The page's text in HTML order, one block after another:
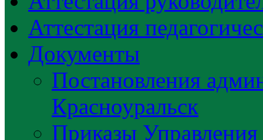
Аттестация
Документы
Постановления
Красноуральск
Приказы Управления